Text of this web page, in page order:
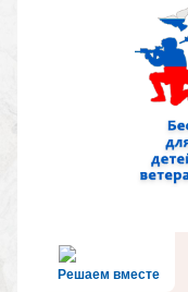
Решаем вместе